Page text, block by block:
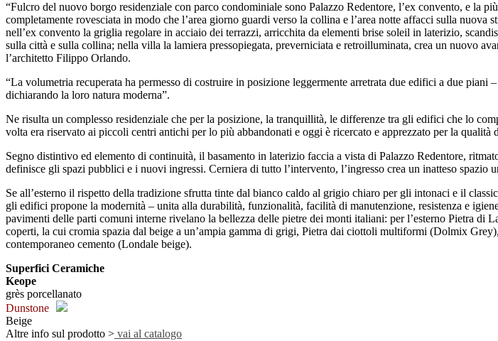
“Fulcro del nuovo borgo residenziale con parco condominiale sono Palazzo Redentore, l’ex convento, e la
completamente rovesciata in modo che l’area giorno guardi verso la collina e l’area notte affacci sulla
nell’ex convento la griglia regolare in acciaio dei terrazzi, arricchita da elementi brise soleil in laterizio,
sulla città e sulla collina; nella villa la lamiera pressopiegata, preverniciata e retroilluminata, crea un nuovo
l’architetto Filippo Orlando.
“La volumetria recuperata ha permesso di costruire in posizione leggermente arretrata due edifici a due
dichiarando la loro natura moderna”.
Ne risulta un complesso residenziale che per la posizione, la tranquillità, le differenze tra gli edifici che lo
volta era riservato ai piccoli centri antichi per lo più abbandonati e oggi è ricercato e apprezzato per la qualità
Segno distintivo ed elemento di continuità, il basamento in laterizio faccia a vista di Palazzo Redentore,
definisce gli spazi pubblici e i nuovi ingressi. Cerniera di tutto l’intervento, l’ingresso crea un inatteso spazio
Se all’esterno il rispetto della tradizione sfrutta tinte dal bianco caldo al grigio chiaro per gli intonaci e il
gli edifici propone la modernità – unita alla durabilità, funzionalità, facilità di manutenzione, resistenza e
pavimenti delle parti comuni interne rivelano la bellezza delle pietre dei monti italiani: per l’esterno Pietra di
coperti, la cui cromia spazia dal beige a un’ampia gamma di grigi, Pietra dai ciottoli multiformi (Dolmix
contemporaneo cemento (Londale beige).
Superfici Ceramiche
Keope
grès porcellanato
Dunstone
Beige
Altre info sul prodotto > vai al catalogo